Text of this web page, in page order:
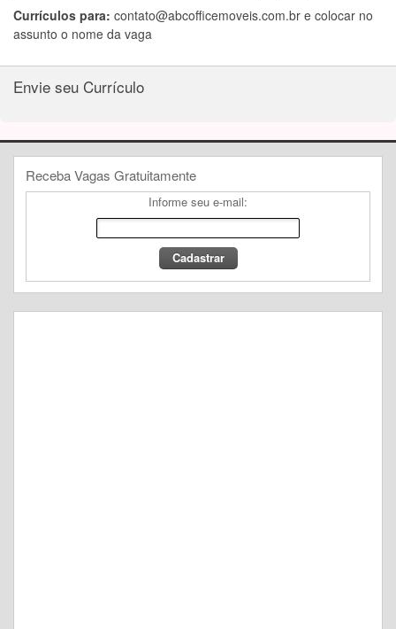
Currículos para: contato@abcofficemoveis.com.br e colocar no
assunto o nome da vaga
Envie seu Currículo
Receba Vagas Gratuitamente
Informe seu e-mail: